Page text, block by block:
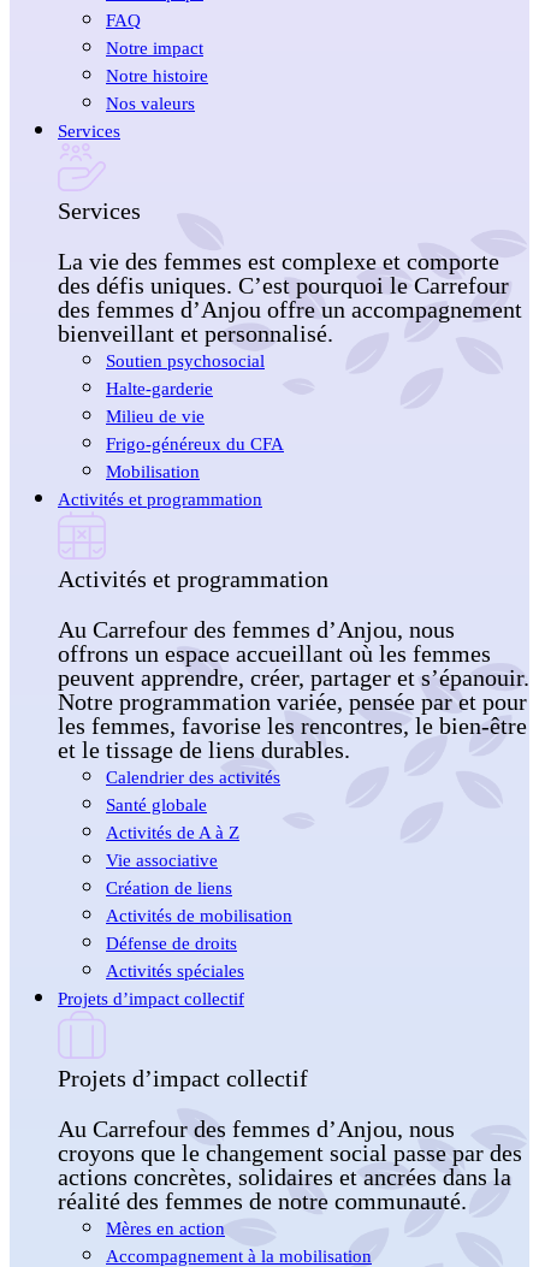
FAQ
Notre impact
Notre histoire
Nos valeurs
Services
Services
La vie des femmes est complexe et comporte
des défis uniques. C’est pourquoi le Carrefour
des femmes d’Anjou offre un accompagnement
bienveillant et personnalisé.
Soutien psychosocial
Halte-garderie
Milieu de vie
Frigo-généreux du CFA
Mobilisation
Activités et programmation
Activités et programmation
Au Carrefour des femmes d’Anjou, nous
offrons un espace accueillant où les femmes
peuvent apprendre, créer, partager et s’épanouir.
Notre programmation variée, pensée par et pour
les femmes, favorise les rencontres, le bien-être
et le tissage de liens durables.
Calendrier des activités
Santé globale
Activités de A à Z
Vie associative
Création de liens
Activités de mobilisation
Défense de droits
Activités spéciales
Projets d’impact collectif
Projets d’impact collectif
Au Carrefour des femmes d’Anjou, nous
croyons que le changement social passe par des
actions concrètes, solidaires et ancrées dans la
réalité des femmes de notre communauté.
Mères en action
Accompagnement à la mobilisation